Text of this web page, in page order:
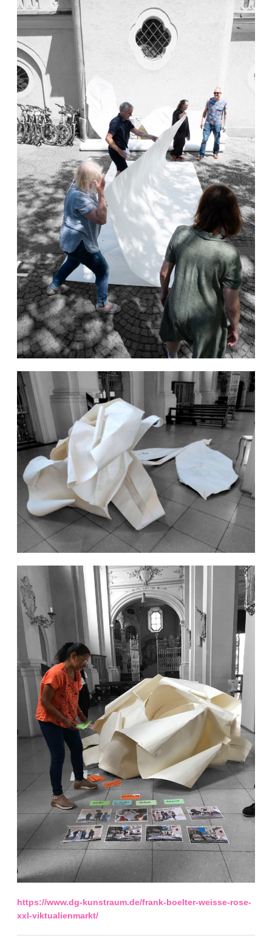
https://www.dg-kunstraum.de/frank-boelter-weisse-rose-
xxl-viktualienmarkt/